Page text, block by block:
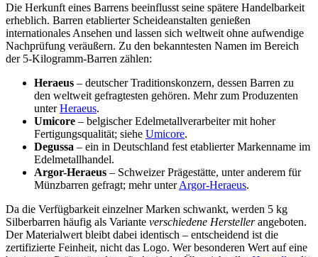
Die Herkunft eines Barrens beeinflusst seine spätere Handelbarkeit
erheblich. Barren etablierter Scheideanstalten genießen
internationales Ansehen und lassen sich weltweit ohne aufwendige
Nachprüfung veräußern. Zu den bekanntesten Namen im Bereich
der 5-Kilogramm-Barren zählen:
Heraeus – deutscher Traditionskonzern, dessen Barren zu
den weltweit gefragtesten gehören. Mehr zum Produzenten
unterHeraeus.
Umicore – belgischer Edelmetallverarbeiter mit hoher
Fertigungsqualität; siehe Umicore.
Degussa – ein in Deutschland fest etablierter Markenname im
Edelmetallhandel.
Argor-Heraeus – Schweizer Prägestätte, unter anderem für
Münzbarren gefragt; mehr unterArgor-Heraeus.
Da die Verfügbarkeit einzelner Marken schwankt, werden 5 kg
Silberbarren häufig als Variante verschiedene Herstellerangeboten.
Der Materialwert bleibt dabei identisch – entscheidend ist die
zertifizierte Feinheit, nicht das Logo. Wer besonderen Wert auf eine